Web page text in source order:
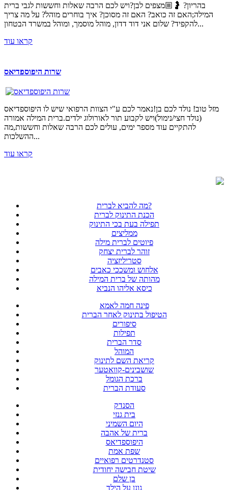
בהריון? 🤰🏼מצפים לבן?ויש לכם הרבה שאלות וחששות לגבי ברית
המילה;האם זה כואב? האם זה מסוכן? איך בוחרים מוהל? על מה צריך
להקפיד? שלום אני דוד דדון, מוהל מוסמך, ומוהל במשרד הבטחון...
קראו עוד
שרות היפוספדיאס
מזל טוב! נולד לכם בן!נאמר לכם ע"י הצוות הרפואי שיש לו היפוספדיאס
(נולד חצי/נימול)ויש לקבוע תור לאורולוג ילדים.ברית המילה אמורה
להתקיים עוד מספר ימים, עולים לכם הרבה שאלות וחששות,מה
ההשלכות...
קראו עוד
מה להביא לברית?
הכנת התינוק לברית
תפילה בעת בכי התינוק
ממליצים
פיוטים לברית מילה
זוהר לברית יצחק
סטריליזציה
אלחוש ומשככי כאבים
מהותה של ברית המילה
כיסא אליהו הנביא
פינה חמה לאמא
הטיפול בתינוק לאחר הברית
סיפורים
תפילות
סדר הברית
המוהל
קריאת השם לתינוק
שושבינים-קוואטער
ברכת הגומל
סעודת הברית
הסנדק
בית גנזי
היום השמיני
ברית של אהבה
היפוספדיאס
שפת אמת
סטנדרטים רפואיים
שיטת חבישה יחודית
בן שלם
גונן על הילד